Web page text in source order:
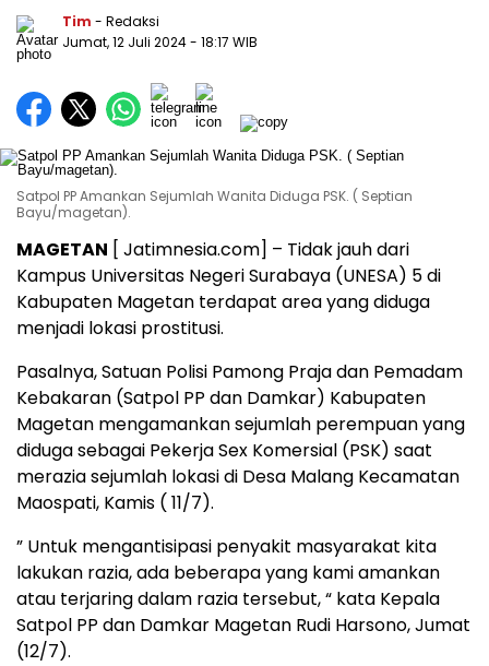
Tim - Redaksi
Jumat, 12 Juli 2024- 18:17 WIB
Satpol PP Amankan Sejumlah Wanita Diduga PSK. ( Septian
Bayu/magetan).
MAGETAN [ Jatimnesia.com] – Tidak jauh dari
Kampus Universitas Negeri Surabaya (UNESA) 5 di
Kabupaten Magetan terdapat area yang diduga
menjadi lokasi prostitusi.
Pasalnya, Satuan Polisi Pamong Praja dan Pemadam
Kebakaran (Satpol PP dan Damkar) Kabupaten
Magetan mengamankan sejumlah perempuan yang
diduga sebagai Pekerja Sex Komersial (PSK) saat
merazia sejumlah lokasi di Desa Malang Kecamatan
Maospati, Kamis ( 11/7).
” Untuk mengantisipasi penyakit masyarakat kita
lakukan razia, ada beberapa yang kami amankan
atau terjaring dalam razia tersebut, “ kata Kepala
Satpol PP dan Damkar Magetan Rudi Harsono, Jumat
(12/7).